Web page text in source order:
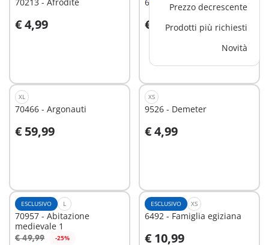
Prezzo decrescente
Prodotti più richiesti
Novità
70213 - Afrodite
€ 4,99
Aggiungi al carrello
6464 - Ritrovo dei banditi
€ 39,99
Aggiungi al carrello
XL
70466 - Argonauti
€ 59,99
Aggiungi al carrello
XS
9526 - Demeter
€ 4,99
Aggiungi al carrello
ESCLUSIVO L
70957 - Abitazione
medievale 1
€ 49,99 -25%
ESCLUSIVO XS
6492 - Famiglia egiziana
€ 10,99